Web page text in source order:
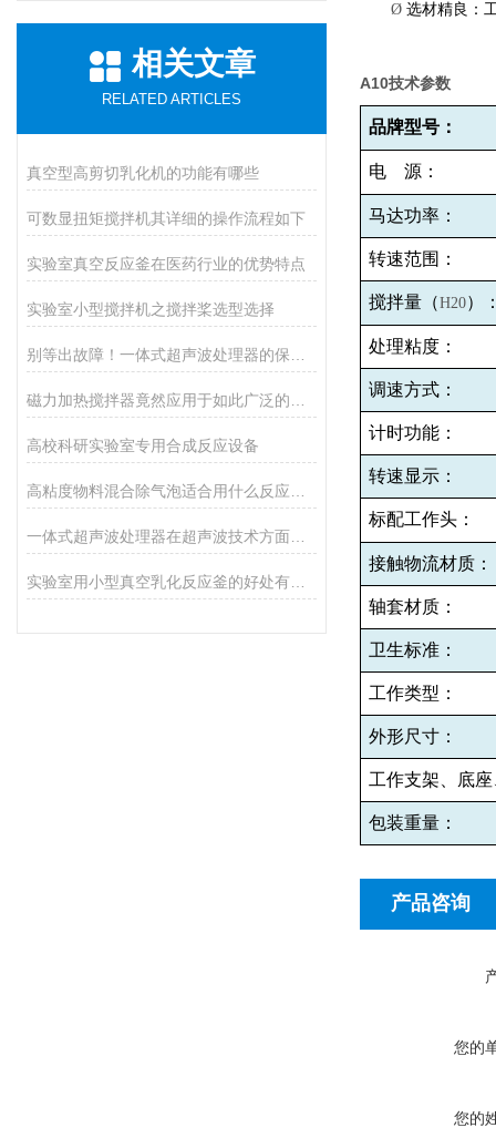
相关文章
RELATED ARTICLES
真空型高剪切乳化机的功能有哪些
可数显扭矩搅拌机其详细的操作流程如下
实验室真空反应釜在医药行业的优势特点
实验室小型搅拌机之搅拌桨选型选择
高校科研实验室专用合成反应设备
Ø 选材精良：
A10技术参数
品牌型号：
电 源：
马达功率：
转速范围：
搅拌量（H20）
处理粘度：
调速方式：
计时功能：
转速显示：
标配工作头：
接触物流材质：
轴套材质：
卫生标准：
工作类型：
外形尺寸：
工作支架、底
包装重量：
产品咨询
您的
您的